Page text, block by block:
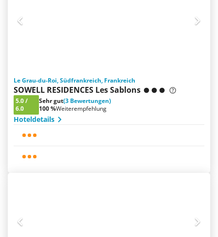
Le Grau-du-Roi, Südfrankreich, Frankreich
SOWELL RESIDENCES Les Sablons
5.0/
6.0
Sehr gut(3 Bewertungen)
100 %Weiterempfehlung
Hoteldetails